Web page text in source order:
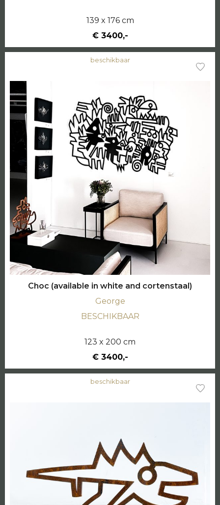
139 x 176 cm
€ 3400,-
beschikbaar
Choc (available in white and cortenstaal)
George
BESCHIKBAAR
123 x 200 cm
€ 3400,-
beschikbaar